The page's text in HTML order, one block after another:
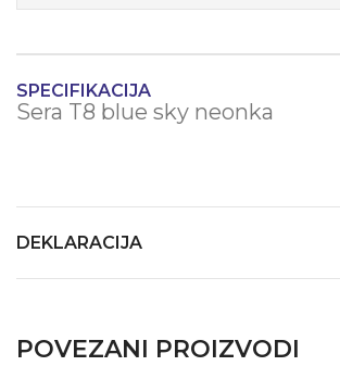
SPECIFIKACIJA
Sera T8 blue sky neonka
DEKLARACIJA
POVEZANI PROIZVODI